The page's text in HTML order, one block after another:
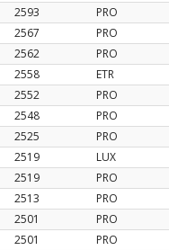
2593
PRO
2567
PRO
2562
PRO
2558
ETR
2552
PRO
2548
PRO
2525
PRO
2519
LUX
2519
PRO
2513
PRO
2501
PRO
2501
PRO